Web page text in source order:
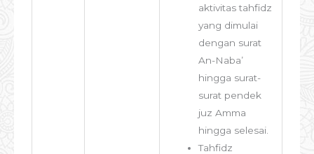
aktivitas tahfidz
yang dimulai
dengan surat
An-Naba’
hingga surat-
surat pendek
juz Amma
hingga selesai.
Tahfidz